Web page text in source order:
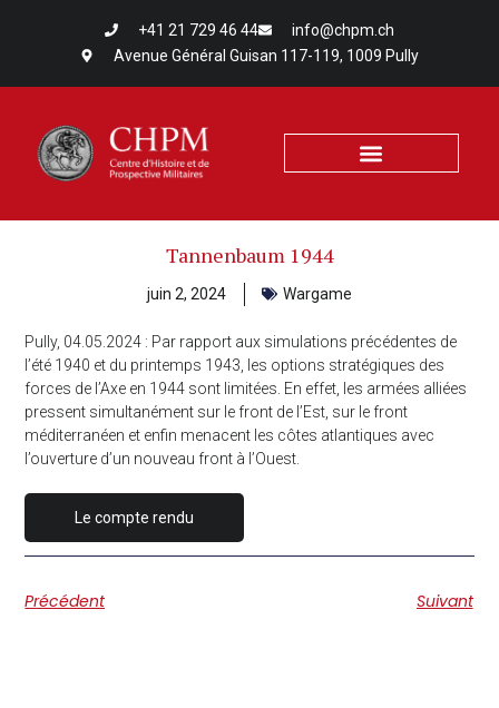
+41 21 729 46 44
info@chpm.ch
Avenue Général Guisan 117-119, 1009 Pully
Tannenbaum 1944
juin 2, 2024 Wargame
Pully, 04.05.2024 : Par rapport aux simulations précédentes de
l’été 1940 et du printemps 1943, les options stratégiques des
forces de l’Axe en 1944 sont limitées. En effet, les armées alliées
pressent simultanément sur le front de l’Est, sur le front
méditerranéen et enfin menacent les côtes atlantiques avec
l’ouverture d’un nouveau front à l’Ouest.
Le compte rendu
Précédent Suivant